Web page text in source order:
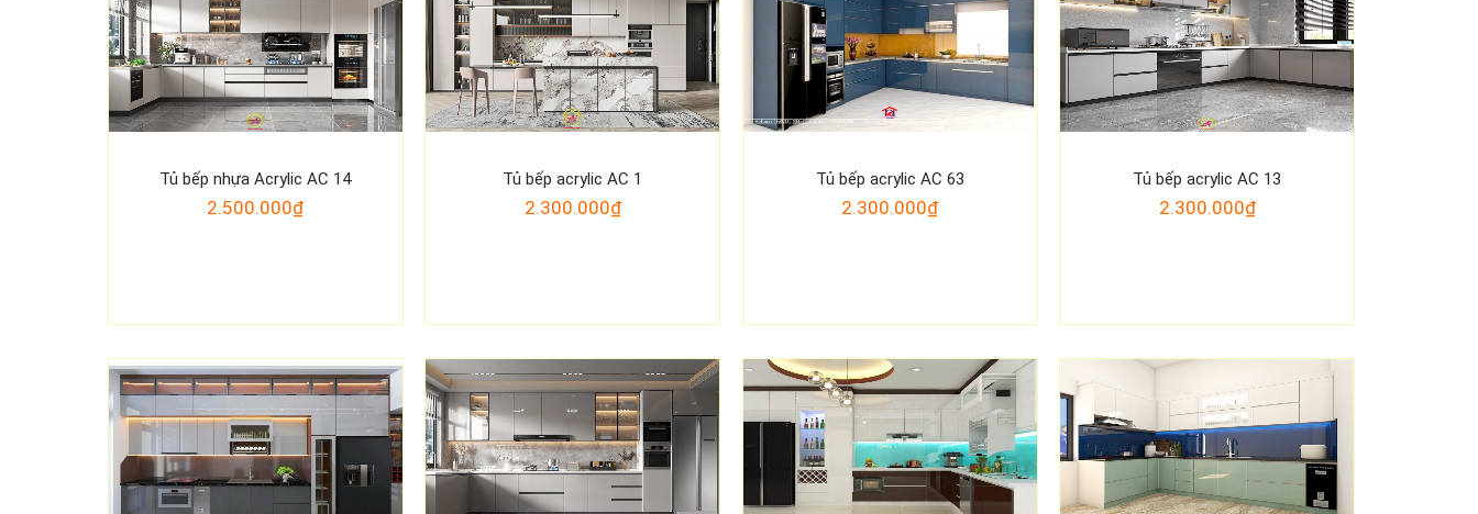
Tủ bếp nhựa Acrylic AC 14
2.500.000₫
Tủ bếp acrylic AC 1
2.300.000₫
Tủ bếp acrylic AC 63
2.300.000₫
Tủ bếp acrylic AC 13
2.300.000₫